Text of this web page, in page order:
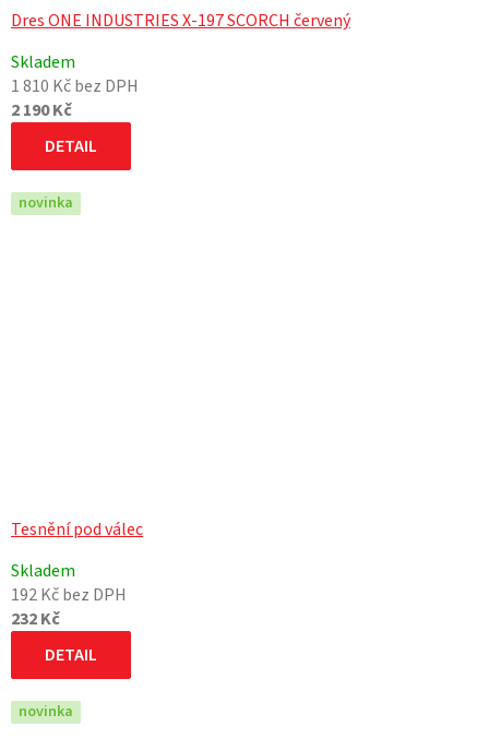
Dres ONE INDUSTRIES X-197 SCORCH červený
Skladem
1 810 Kč bez DPH
2 190 Kč
DETAIL
novinka
Tesnění pod válec
Skladem
192 Kč bez DPH
232 Kč
DETAIL
novinka